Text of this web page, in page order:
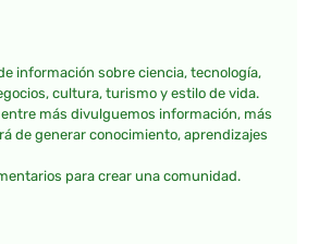
información sobre ciencia, tecnología,
cultura, turismo y estilo de vida.
más divulguemos información, más
de generar conocimiento, aprendizajes
para crear una comunidad.